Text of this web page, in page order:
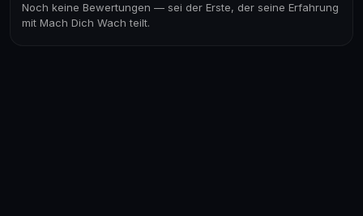
Noch keine Bewertungen — sei der Erste, der seine Erfahrung
mit Mach Dich Wach teilt.